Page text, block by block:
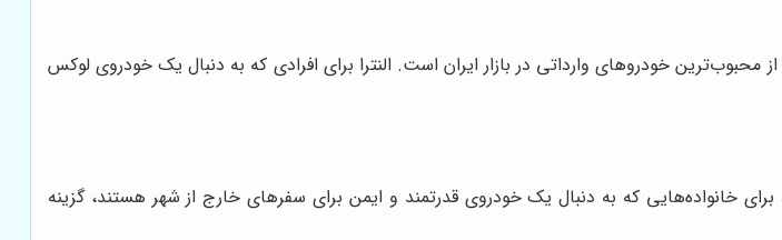
خودروهای وارداتی در بازار ایران است. النترا برای افرادی که به دنبال یک خودروی لوکس
خانواده‌هایی که به دنبال یک خودروی قدرتمند و ایمن برای سفرهای خارج از شهر هستند، گزینه